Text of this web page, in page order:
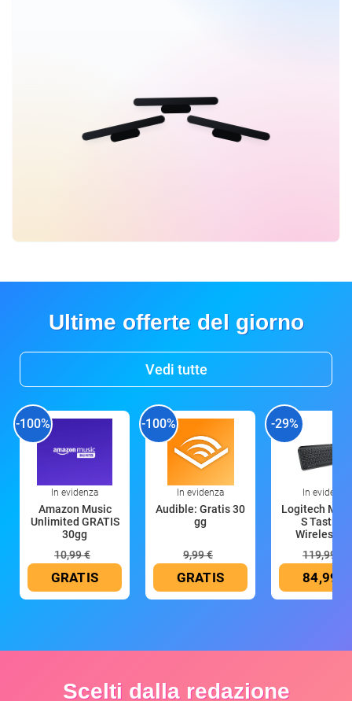
Ultime offerte del giorno
Vedi tutte
-100%
In evidenza
Amazon Music
Unlimited GRATIS
30gg
10,99 €
GRATIS
-100%
In evidenza
Audible: Gratis 30
gg
9,99 €
GRATIS
-29%
In evidenza
Logitech MX
S Tastiera
Wireless
119,99 €
84,99 €
Scelti dalla redazione